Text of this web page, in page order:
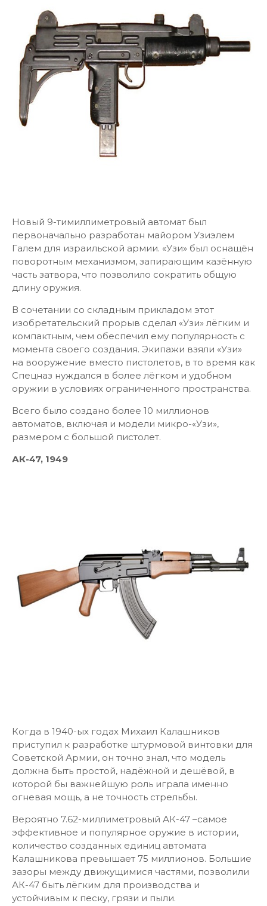
Новый 9-тимиллиметровый автомат был
первоначально разработан майором Узиэлем
Галем для израильской армии. «Узи» был оснащён
поворотным механизмом, запирающим казённую
часть затвора, что позволило сократить общую
длину оружия.
В сочетании со складным прикладом этот
изобретательский прорыв сделал «Узи» лёгким и
компактным, чем обеспечил ему популярность с
момента своего создания. Экипажи взяли «Узи»
на вооружение вместо пистолетов, в то время как
Спецназ нуждался в более лёгком и удобном
оружии в условиях ограниченного пространства.
Всего было создано более 10 миллионов
автоматов, включая и модели микро-«Узи»,
размером с большой пистолет.
АК-47, 1949
Когда в 1940-ых годах Михаил Калашников
приступил к разработке штурмовой винтовки для
Советской Армии, он точно знал, что модель
должна быть простой, надёжной и дешёвой, в
которой бы важнейшую роль играла именно
огневая мощь, а не точность стрельбы.
Вероятно 7.62-миллиметровый АК-47 –самое
эффективное и популярное оружие в истории,
количество созданных единиц автомата
Калашникова превышает 75 миллионов. Большие
зазоры между движущимися частями, позволили
АК-47 быть лёгким для производства и
устойчивым к песку, грязи и пыли.